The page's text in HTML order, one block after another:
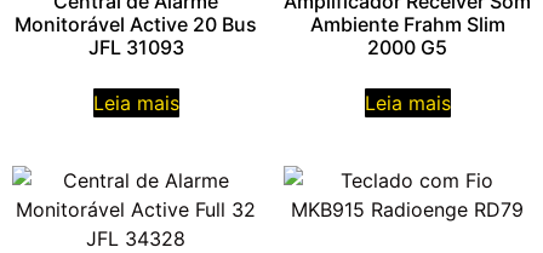
Monitorável Active 20 Bus
JFL 31093
Leia mais
Ambiente Frahm Slim
2000 G5
Leia mais